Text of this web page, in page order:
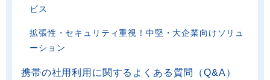
ビス
拡張性・セキュリティ重視！中堅・大企業向けソリュ
ーション
携帯の社用利用に関するよくある質問（Q&A）